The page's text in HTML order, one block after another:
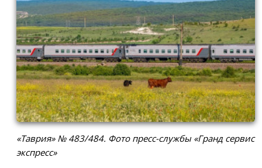
«Таврия» № 483/484. Фото пресс-службы «Гранд сервис
экспресс»